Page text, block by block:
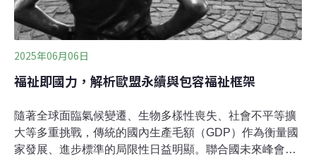
實的減碳行動，而
2025年06月06日
福祉即國力，解析歐盟永續與包容福祉框架
隨著全球面臨氣候變遷、生物多樣性喪失、社會不平等擴
大等多重挑戰，傳統的國內生產毛額（GDP）作為衡量國
家發展、進步標準的局限性日益明顯。聯合國未來峰會於